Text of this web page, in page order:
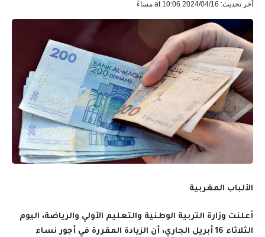
آخر تحديث: 2024/04/16 at 10:06 مساءً
الألباب المغربية
أعلنت وزارة التربية الوطنية والتعليم الأولي والرياضة، اليوم
الثلاثاء 16 أبريل الجاري، أن الزيادة المقررة في أجور نساء